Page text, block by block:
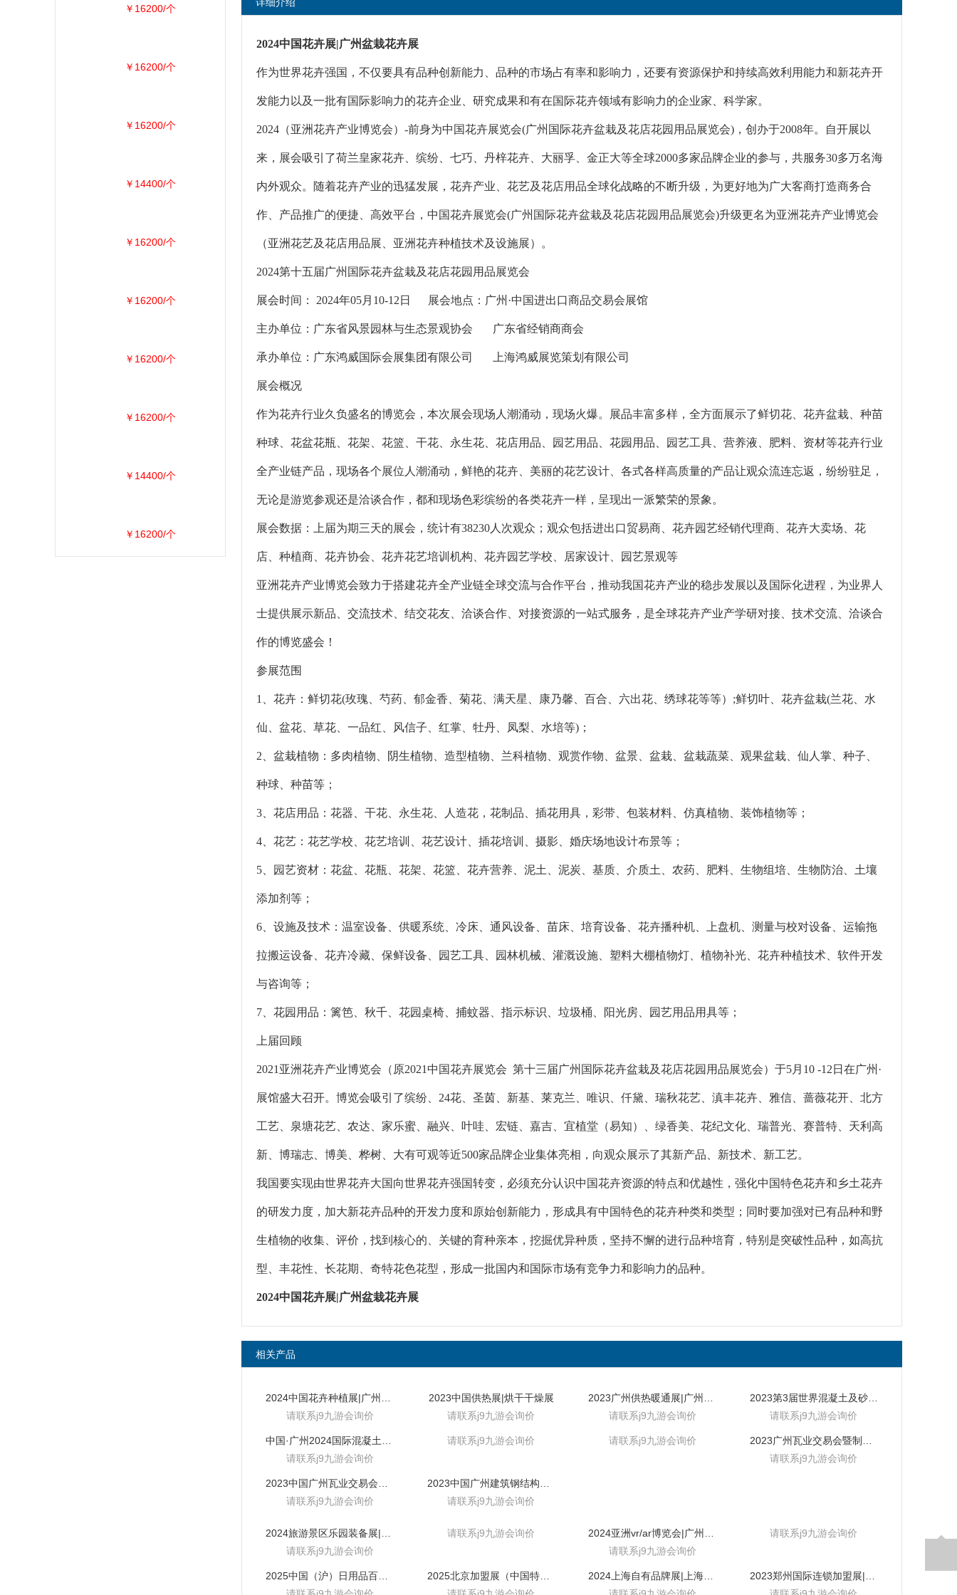
2024中国花卉展|广州盆栽花卉展
作为世界花卉强国，不仅要具有品种创新能力、品种的市场占有率和影响力，还要有资源保护和持续高效利用能力和新花卉开
发能力以及一批有国际影响力的花卉企业、研究成果和有在国际花卉领域有影响力的企业家、科学家。
2024（亚洲花卉产业博览会）-前身为中国花卉展览会(广州国际花卉盆栽及花店花园用品展览会)，创办于2008年。自开展以
来，展会吸引了荷兰皇家花卉、缤纷、七巧、丹梓花卉、大丽孚、金正大等全球2000多家品牌企业的参与，共服务30多万名海
内外观众。随着花卉产业的迅猛发展，花卉产业、花艺及花店用品全球化战略的不断升级，为更好地为广大客商打造商务合
作、产品推广的便捷、高效平台，中国花卉展览会(广州国际花卉盆栽及花店花园用品展览会)升级更名为亚洲花卉产业博览会
（亚洲花艺及花店用品展、亚洲花卉种植技术及设施展）。
2024第十五届广州国际花卉盆栽及花店花园用品展览会
展会时间： 2024年05月10-12日 展会地点：广州·中国进出口商品交易会展馆
主办单位：广东省风景园林与生态景观协会 广东省经销商商会
承办单位：广东鸿威国际会展集团有限公司 上海鸿威展览策划有限公司
展会概况
作为花卉行业久负盛名的博览会，本次展会现场人潮涌动，现场火爆。展品丰富多样，全方面展示了鲜切花、花卉盆栽、种苗
种球、花盆花瓶、花架、花篮、干花、永生花、花店用品、园艺用品、花园用品、园艺工具、营养液、肥料、资材等花卉行业
全产业链产品，现场各个展位人潮涌动，鲜艳的花卉、美丽的花艺设计、各式各样高质量的产品让观众流连忘返，纷纷驻足，
无论是游览参观还是洽谈合作，都和现场色彩缤纷的各类花卉一样，呈现出一派繁荣的景象。
展会数据：上届为期三天的展会，统计有38230人次观众；观众包括进出口贸易商、花卉园艺经销代理商、花卉大卖场、花
店、种植商、花卉协会、花卉花艺培训机构、花卉园艺学校、居家设计、园艺景观等
亚洲花卉产业博览会致力于搭建花卉全产业链全球交流与合作平台，推动我国花卉产业的稳步发展以及国际化进程，为业界人
士提供展示新品、交流技术、结交花友、洽谈合作、对接资源的一站式服务，是全球花卉产业产学研对接、技术交流、洽谈合
作的博览盛会！
参展范围
1、花卉：鲜切花(玫瑰、芍药、郁金香、菊花、满天星、康乃馨、百合、六出花、绣球花等等）;鲜切叶、花卉盆栽(兰花、水
仙、盆花、草花、一品红、风信子、红掌、牡丹、凤梨、水培等)；
2、盆栽植物：多肉植物、阴生植物、造型植物、兰科植物、观赏作物、盆景、盆栽、盆栽蔬菜、观果盆栽、仙人掌、种子、
种球、种苗等；
3、花店用品：花器、干花、永生花、人造花，花制品、插花用具，彩带、包装材料、仿真植物、装饰植物等；
4、花艺：花艺学校、花艺培训、花艺设计、插花培训、摄影、婚庆场地设计布景等；
5、园艺资材：花盆、花瓶、花架、花篮、花卉营养、泥土、泥炭、基质、介质土、农药、肥料、生物组培、生物防治、土壤
添加剂等；
6、设施及技术：温室设备、供暖系统、冷床、通风设备、苗床、培育设备、花卉播种机、上盘机、测量与校对设备、运输拖
拉搬运设备、花卉冷藏、保鲜设备、园艺工具、园林机械、灌溉设施、塑料大棚植物灯、植物补光、花卉种植技术、软件开发
与咨询等；
7、花园用品：篱笆、秋千、花园桌椅、捕蚊器、指示标识、垃圾桶、阳光房、园艺用品用具等；
上届回顾
2021亚洲花卉产业博览会（原2021中国花卉展览会 第十三届广州国际花卉盆栽及花店花园用品展览会）于5月10 -12日在广州·
展馆盛大召开。博览会吸引了缤纷、24花、圣茵、新基、莱克兰、唯识、仟黛、瑞秋花艺、滇丰花卉、雅信、蔷薇花开、北方
工艺、泉塘花艺、农达、家乐蜜、融兴、叶哇、宏链、嘉吉、宜植堂（易知）、绿香美、花纪文化、瑞普光、赛普特、天利高
新、博瑞志、博美、桦树、大有可观等近500家品牌企业集体亮相，向观众展示了其新产品、新技术、新工艺。
我国要实现由世界花卉大国向世界花卉强国转变，必须充分认识中国花卉资源的特点和优越性，强化中国特色花卉和乡土花卉
的研发力度，加大新花卉品种的开发力度和原始创新能力，形成具有中国特色的花卉种类和类型；同时要加强对已有品种和野
生植物的收集、评价，找到核心的、关键的育种亲本，挖掘优异种质，坚持不懈的进行品种培育，特别是突破性品种，如高抗
型、丰花性、长花期、奇特花色花型，形成一批国内和国际市场有竞争力和影响力的品种。
2024中国花卉展|广州盆栽花卉展
相关产品
请联系j9九游会询价
2023中国供热展|烘干干燥展
请联系j9九游会询价
请联系j9九游会询价
2023第3届世界混凝土及砂浆展|砂浆及混凝土展
请联系j9九游会询价
请联系j9九游会询价
请联系j9九游会询价 请联系j9九游会询价
请联系j9九游会询价
请联系j9九游会询价
请联系j9九游会询价
请联系j9九游会询价
请联系j9九游会询价
请联系j9九游会询价
请联系j9九游会询价
2025北京加盟展（中国特许展）
￥16200/个
￥16200/个
￥16200/个
￥14400/个
￥16200/个
￥16200/个
￥16200/个
￥16200/个
￥14400/个
￥16200/个